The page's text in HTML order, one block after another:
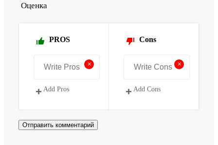
Оценка
PROS
+
Add Pros
Cons
+
Add Cons